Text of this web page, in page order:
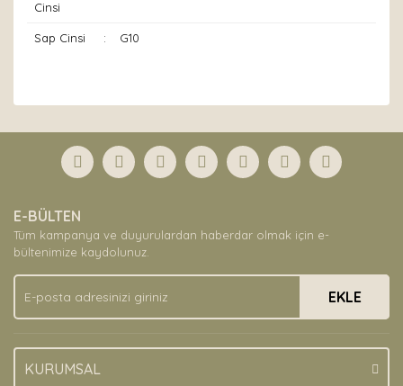
Cinsi
Sap Cinsi : G10
Yorum Yaz
formunu kullanarak tarafımıza iletebilirsiniz.
Görüş ve önerileriniz için teşekkür ederiz.
Ürün açıklamasında eksik bilgiler bulunuyor.
Ürün bilgilerinde hatalar bulunuyor.
Ürün fiyatı diğer sitelerden daha pahalı.
Bu ürüne benzer farklı alternatifler olmalı.
E-BÜLTEN
Tüm kampanya ve duyurulardan haberdar olmak için e-
bültenimize kaydolunuz.
EKLE
KURUMSAL